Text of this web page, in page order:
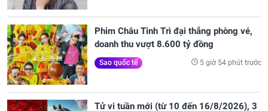
Phim Châu Tinh Trì đại thắng phòng vé,
doanh thu vượt 8.600 tỷ đồng
Sao quốc tế 5 giờ 54 phút trước
Tử vi tuần mới (từ 10 đến 16/8/2026), 3